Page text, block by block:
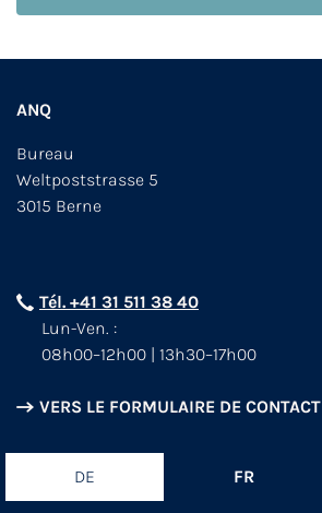
ANQ
Bureau
Weltpoststrasse 5
3015 Berne
Tél. +41 31 511 38 40
Lun-Ven. :
08h00–12h00 | 13h30–17h00
VERS LE FORMULAIRE DE CONTACT
DE FR